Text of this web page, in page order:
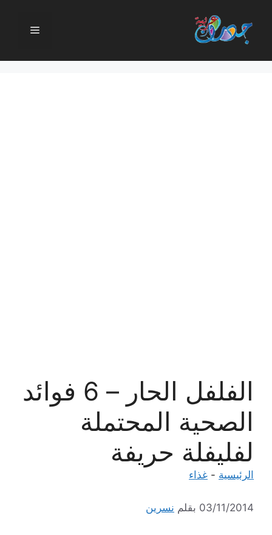
المحتوى
القائمة
الفلفل الحار – 6 فوائد
الصحية المحتملة
لفليفلة حريفة
الرئيسية - غذاء
03/11/2014 بقلم نسرين